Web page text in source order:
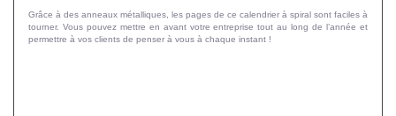
Grâce à des anneaux métalliques, les pages de ce calendrier à spiral sont faciles à
tourner. Vous pouvez mettre en avant votre entreprise tout au long de l’année et
permettre à vos clients de penser à vous à chaque instant !